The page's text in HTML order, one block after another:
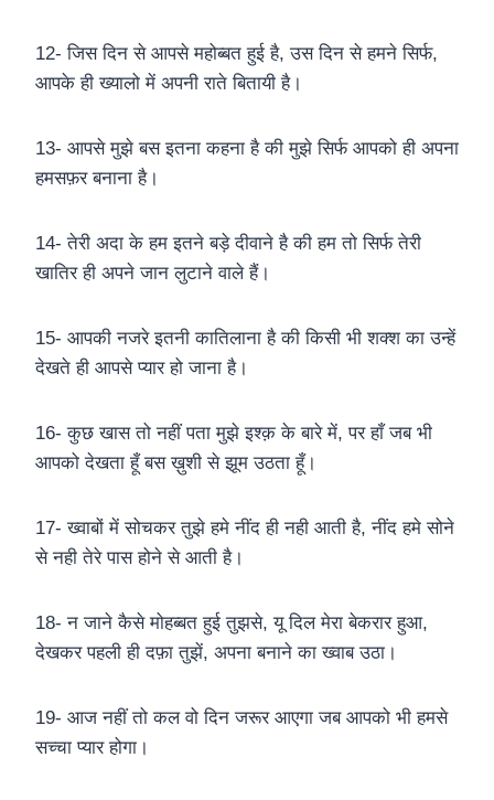
12- जिस दिन से आपसे महोब्बत हुई है, उस दिन से हमने सिर्फ,
आपके ही ख्यालो में अपनी राते बितायी है।
13- आपसे मुझे बस इतना कहना है की मुझे सिर्फ आपको ही अपना
हमसफ़र बनाना है।
14- तेरी अदा के हम इतने बड़े दीवाने है की हम तो सिर्फ तेरी
खातिर ही अपने जान लुटाने वाले हैं।
15- आपकी नजरे इतनी कातिलाना है की किसी भी शक्श का उन्हें
देखते ही आपसे प्यार हो जाना है।
16- कुछ खास तो नहीं पता मुझे इश्क़ के बारे में, पर हाँ जब भी
आपको देखता हूँ बस ख़ुशी से झूम उठता हूँ।
17- ख्वाबों में सोचकर तुझे हमे नींद ही नही आती है, नींद हमे सोने
से नही तेरे पास होने से आती है।
18- न जाने कैसे मोहब्बत हुई तुझसे, यू दिल मेरा बेकरार हुआ,
देखकर पहली ही दफ़ा तुझें, अपना बनाने का ख्वाब उठा।
19- आज नहीं तो कल वो दिन जरूर आएगा जब आपको भी हमसे
सच्चा प्यार होगा।